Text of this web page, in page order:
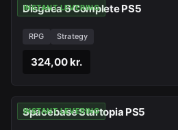
INSTANT LEVERING
Disgaea 6 Complete PS5
RPG Strategy
324,00 kr.
INSTANT LEVERING
Spacebase Startopia PS5